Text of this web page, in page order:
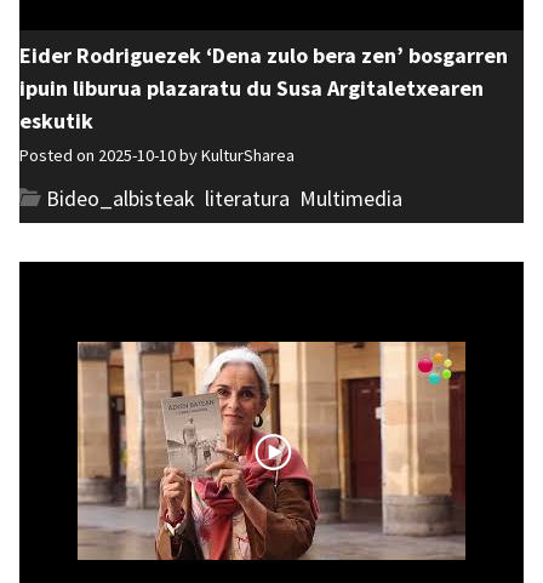
Eider Rodriguezek ‘Dena zulo bera zen’ bosgarren
ipuin liburua plazaratu du Susa Argitaletxearen
eskutik
Posted on 2025-10-10 byKulturSharea
Bideo_albisteak literatura Multimedia